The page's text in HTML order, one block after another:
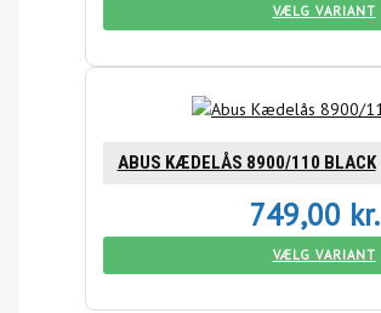
VÆLG VARIANT
ABUS KÆDELÅS 8900/110 BLACK
749,00 kr.
VÆLG VARIANT